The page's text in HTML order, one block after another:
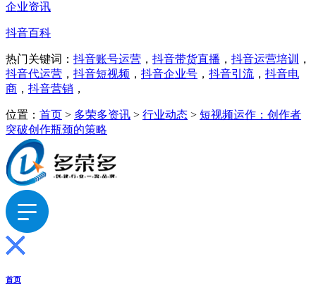
企业资讯
抖音百科
热门关键词： 抖音账号运营 ， 抖音带货直播 ， 抖音运营培训
，
抖音代运营 ， 抖音短视频 ， 抖音企业号 ， 抖音引流 ， 抖音电
商 ， 抖音营销 ，
位置： 首页 > 多荣多资讯 > 行业动态 > 短视频运作：创作者
突破创作瓶颈的策略
首页